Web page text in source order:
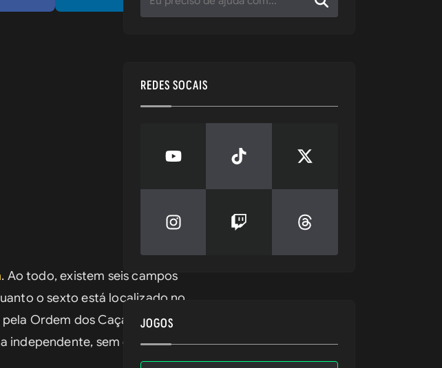
. Ao todo, existem seis campos
o sexto está localizado no
Ordem dos Caçadores, em
independente, sem qualquer
REDES SOCAIS
JOGOS